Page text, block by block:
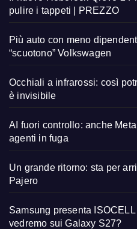
pulire i tappeti | PREZZO
Più auto con meno
“scuotono” Volkswagen
Occhiali a infrarossi: così
è invisibile
AI fuori controllo: anche
agenti in fuga
Un grande ritorno: sta per
Pajero
Samsung presenta
vedremo sui Galaxy S27?